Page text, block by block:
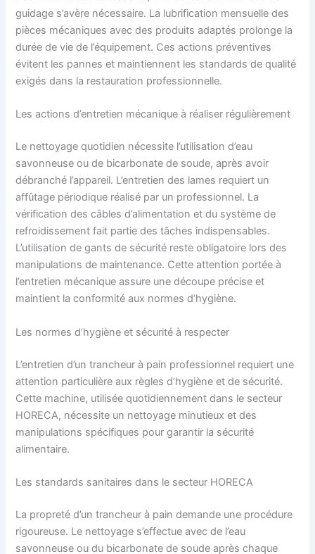
guidage s’avère nécessaire. La lubrification mensuelle des
pièces mécaniques avec des produits adaptés prolonge la
durée de vie de l’équipement. Ces actions préventives
évitent les pannes et maintiennent les standards de qualité
exigés dans la restauration professionnelle.
Les actions d’entretien mécanique à réaliser régulièrement
Le nettoyage quotidien nécessite l’utilisation d’eau
savonneuse ou de bicarbonate de soude, après avoir
débranché l’appareil. L’entretien des lames requiert un
affûtage périodique réalisé par un professionnel. La
vérification des câbles d’alimentation et du système de
refroidissement fait partie des tâches indispensables.
L’utilisation de gants de sécurité reste obligatoire lors des
manipulations de maintenance. Cette attention portée à
l’entretien mécanique assure une découpe précise et
maintient la conformité aux normes d’hygiène.
Les normes d’hygiène et sécurité à respecter
L’entretien d’un trancheur à pain professionnel requiert une
attention particulière aux règles d’hygiène et de sécurité.
Cette machine, utilisée quotidiennement dans le secteur
HORECA, nécessite un nettoyage minutieux et des
manipulations spécifiques pour garantir la sécurité
alimentaire.
Les standards sanitaires dans le secteur HORECA
La propreté d’un trancheur à pain demande une procédure
rigoureuse. Le nettoyage s’effectue avec de l’eau
savonneuse ou du bicarbonate de soude après chaque